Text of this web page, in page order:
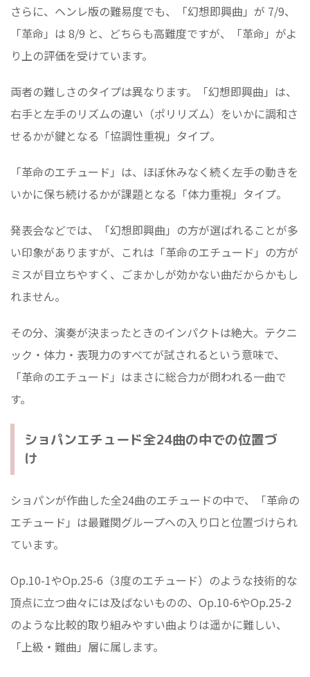
さらに、ヘンレ版の難易度でも、「幻想即興曲」が 7/9、
「革命」は 8/9 と、どちらも高難度ですが、「革命」がよ
り上の評価を受けています。
両者の難しさのタイプは異なります。「幻想即興曲」は、
右手と左手のリズムの違い（ポリリズム）をいかに調和さ
せるかが鍵となる「協調性重視」タイプ。
「革命のエチュード」は、ほぼ休みなく続く左手の動きを
いかに保ち続けるかが課題となる「体力重視」タイプ。
発表会などでは、「幻想即興曲」の方が選ばれることが多
い印象がありますが、これは「革命のエチュード」の方が
ミスが目立ちやすく、ごまかしが効かない曲だからかもし
れません。
その分、演奏が決まったときのインパクトは絶大。テクニ
ック・体力・表現力のすべてが試されるという意味で、
「革命のエチュード」はまさに総合力が問われる一曲で
す。
ショパンエチュード全24曲の中での位置づ
け
ショパンが作曲した全24曲のエチュードの中で、「革命の
エチュード」は最難関グループへの入り口と位置づけられ
ています。
Op.10-1やOp.25-6（3度のエチュード）のような技術的な
頂点に立つ曲々には及ばないものの、Op.10-6やOp.25-2
のような比較的取り組みやすい曲よりは遥かに難しい、
「上級・難曲」層に属します。